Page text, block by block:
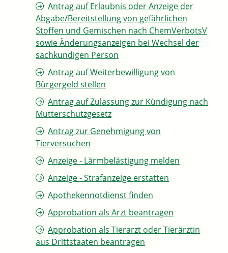
Antrag auf Erlaubnis oder Anzeige der
Abgabe/Bereitstellung von gefährlichen
Stoffen und Gemischen nach ChemVerbotsV
sowie Änderungsanzeigen bei Wechsel der
sachkundigen Person
Antrag auf Weiterbewilligung von
Bürgergeld stellen
Antrag auf Zulassung zur Kündigung nach
Mutterschutzgesetz
Antrag zur Genehmigung von
Tierversuchen
Anzeige - Lärmbelästigung melden
Anzeige - Strafanzeige erstatten
Apothekennotdienst finden
Approbation als Arzt beantragen
Approbation als Tierarzt oder Tierärztin
aus Drittstaaten beantragen